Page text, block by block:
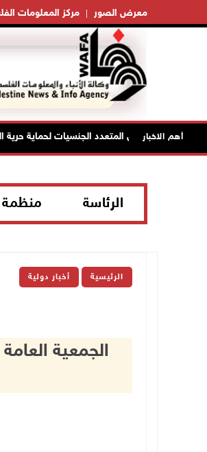
مركز المعلومات معرض الصور
أهم الاخبار
الدفاعي المتعدد الجنسيات لحماية حرية
الرئاسة منظمة
الرئيسية أخبار دولية
الجمعية